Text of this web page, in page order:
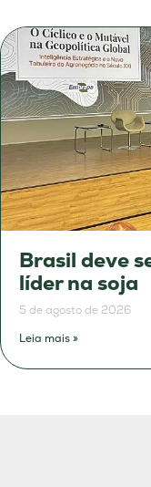
Brasil deve
líder na soja
5 de agosto de 2026
Leia mais »